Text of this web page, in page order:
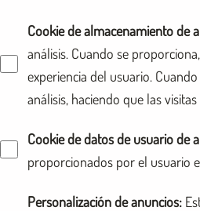
Cookie de almacenamiento de
análisis. Cuando se
experiencia del usuario.
análisis, haciendo que las
Cookie de datos de usuario de
proporcionados por el usuario
Personalización de anuncios: